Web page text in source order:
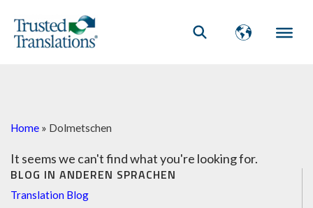
BLOG IN ANDEREN SPRACHEN
Translation Blog
Home » Dolmetschen
It seems we can't find what you're looking for.